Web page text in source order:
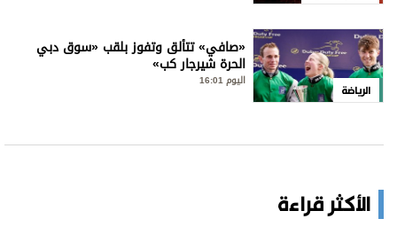
الرياضة
«صافي» تتألق وتفوز بلقب «سوق دبي
الحرة شيرجار كب»
اليوم 16:01
الأكثر قراءة